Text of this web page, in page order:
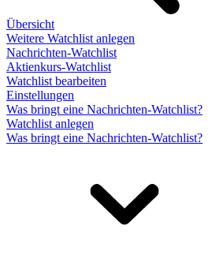
Übersicht
Weitere Watchlist anlegen
Nachrichten-Watchlist
Aktienkurs-Watchlist
Watchlist bearbeiten
Einstellungen
Was bringt eine Nachrichten-Watchlist?
Watchlist anlegen
Was bringt eine Nachrichten-Watchlist?